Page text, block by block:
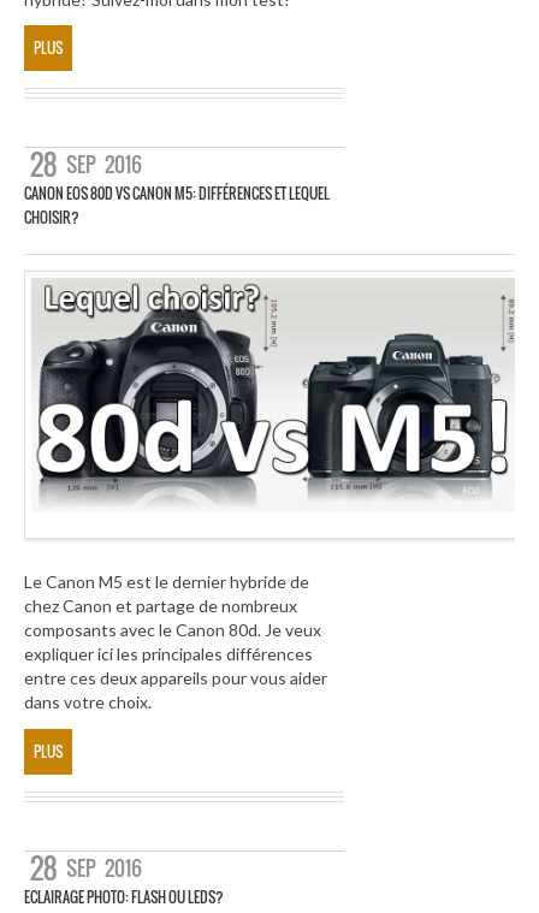
PLUS
28 SEP 2016
CANON EOS 80D VS CANON M5: DIFFÉRENCES ET LEQUEL
CHOISIR?
Le Canon M5 est le dernier hybride de
chez Canon et partage de nombreux
composants avec le Canon 80d. Je veux
expliquer ici les principales différences
entre ces deux appareils pour vous aider
dans votre choix.
PLUS
28 SEP 2016
ECLAIRAGE PHOTO: FLASH OU LEDS?